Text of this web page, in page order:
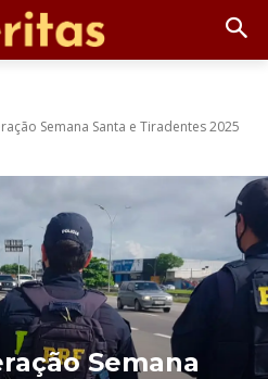
Semana Santa e Tiradentes 2025
Semana